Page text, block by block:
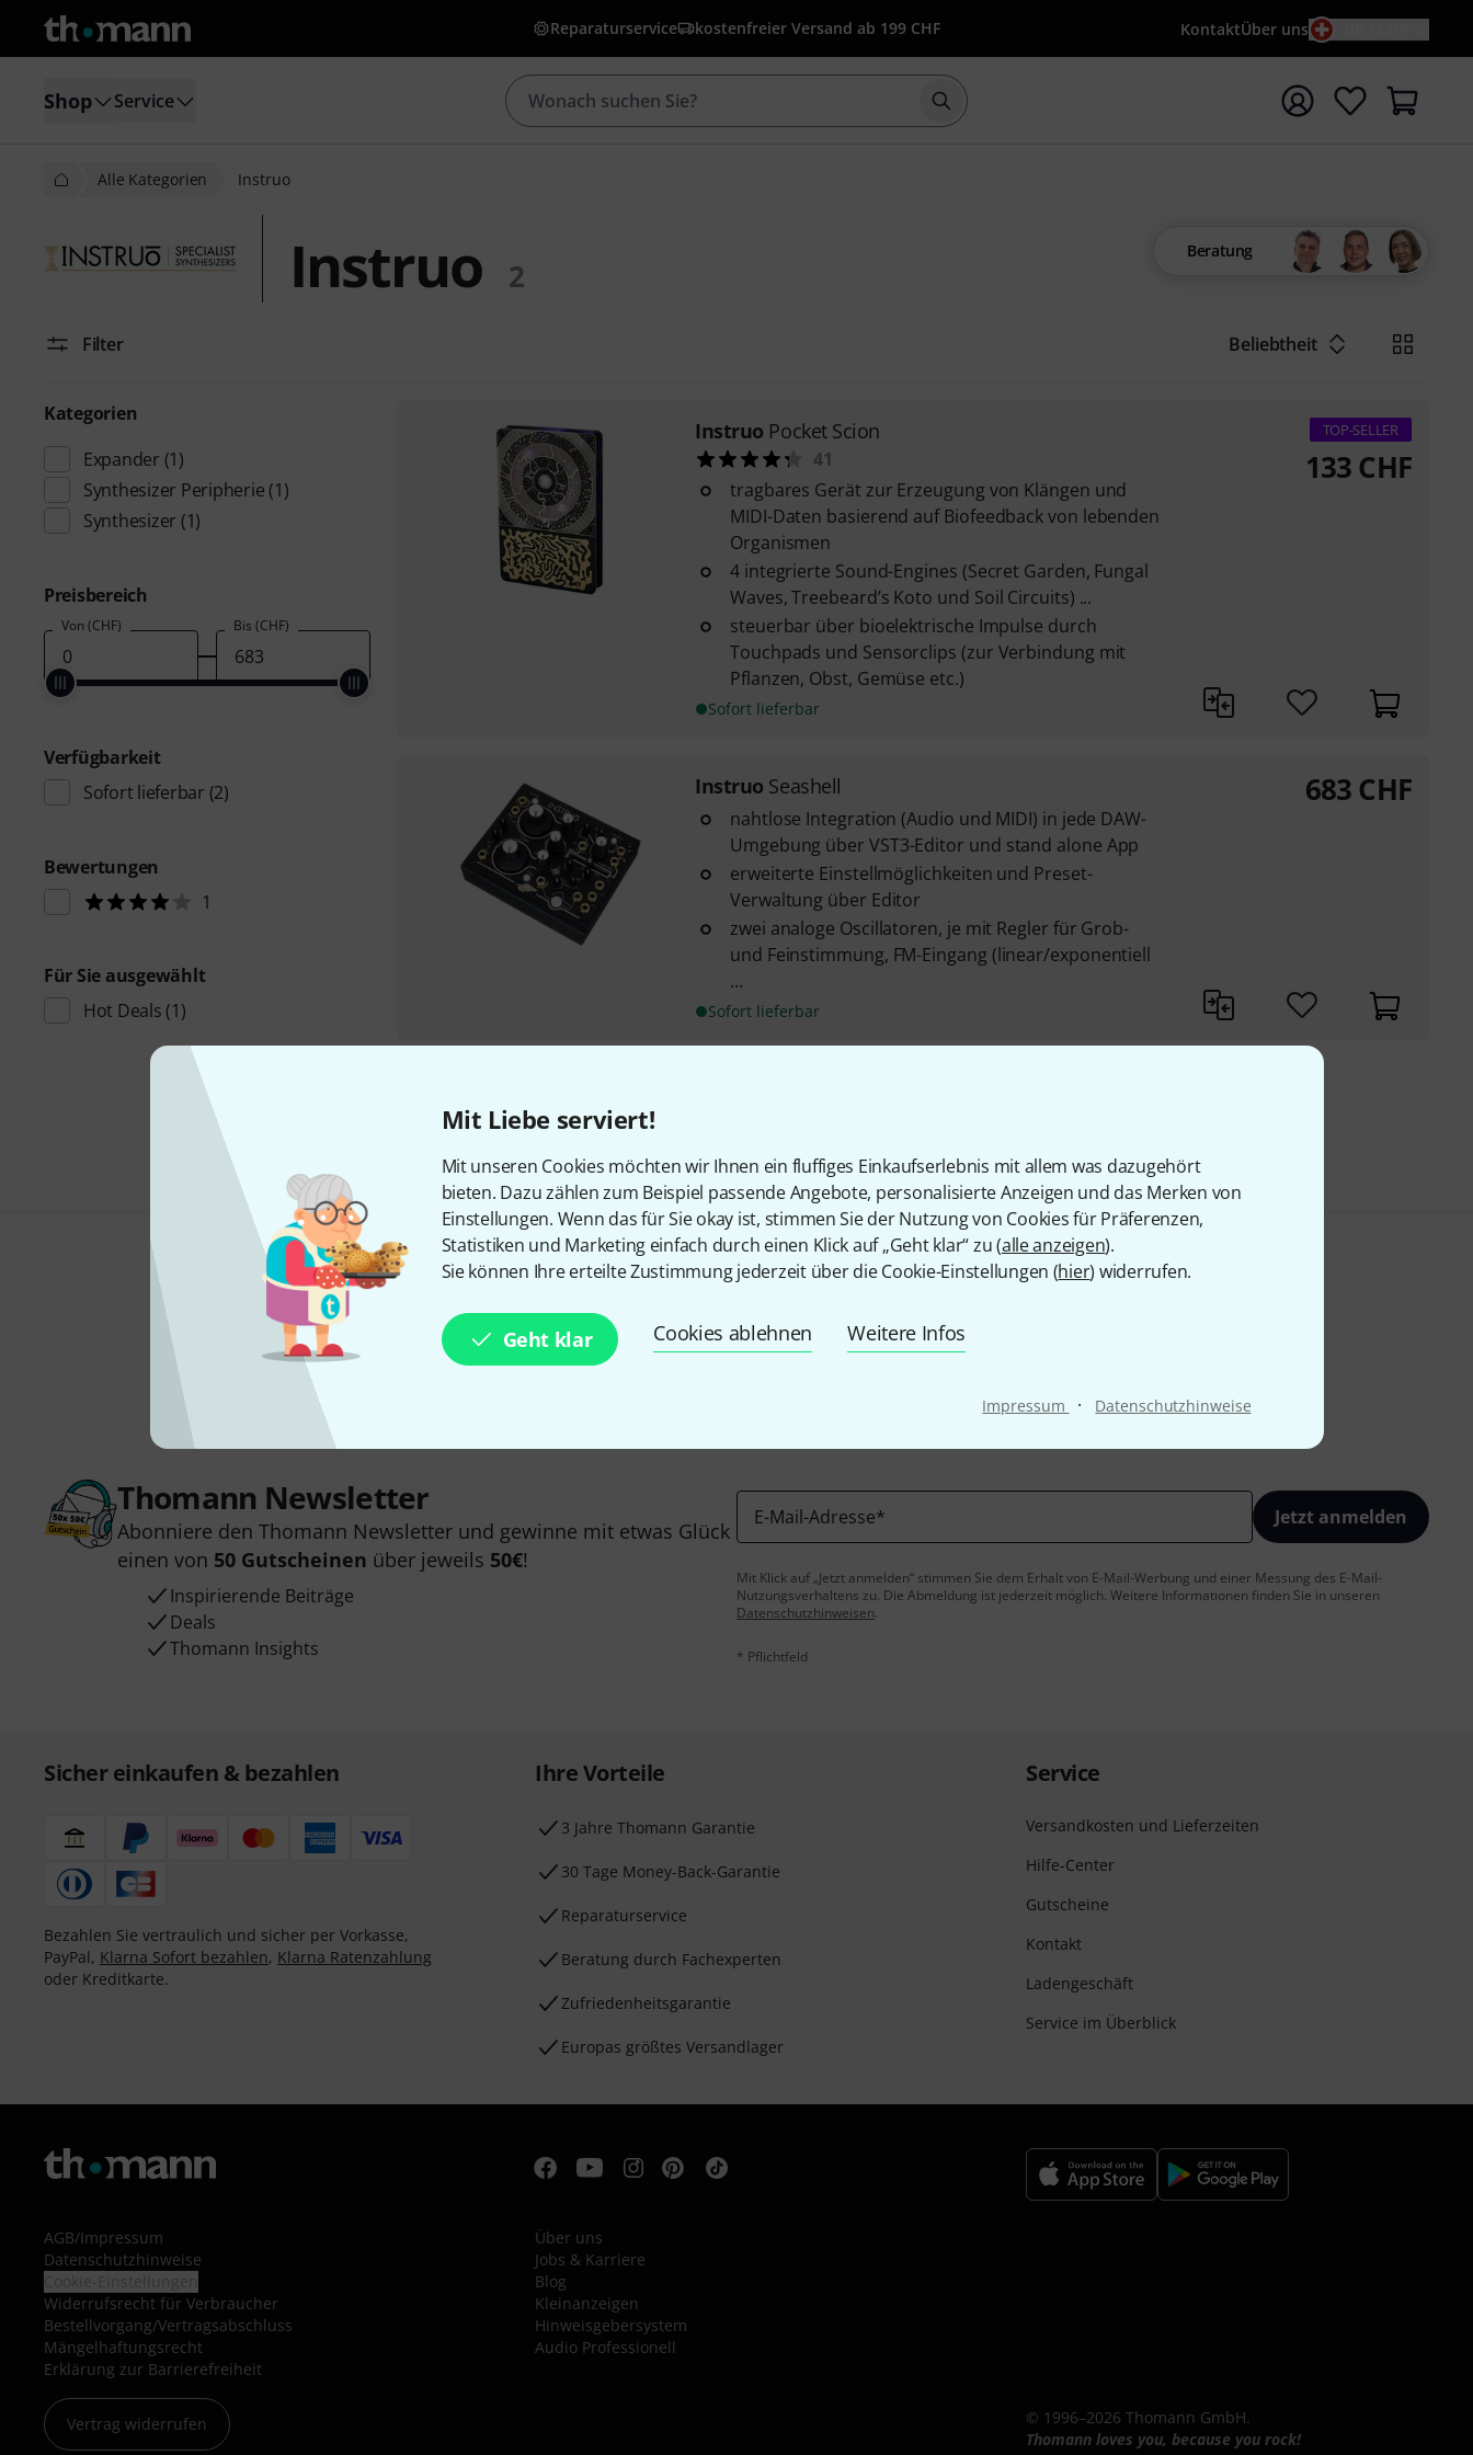
Mit Liebe serviert!
Mit unseren Cookies möchten wir Ihnen ein fluffiges Einkaufserlebnis mit allem was dazugehört
bieten. Dazu zählen zum Beispiel passende Angebote, personalisierte Anzeigen und das Merken von
Einstellungen. Wenn das für Sie okay ist, stimmen Sie der Nutzung von Cookies für Präferenzen,
Statistiken und Marketing einfach durch einen Klick auf „Geht klar“ zu (alle anzeigen).
Sie können Ihre erteilte Zustimmung jederzeit über die Cookie-Einstellungen (hier) widerrufen.
Geht klar Cookies ablehnen Weitere Infos
Impressum · Datenschutzhinweise
Reparaturservice kostenfreier Versand ab 199 CHF KontaktÜber uns
Shop Service Suche mit Suchwort {searchTerm} starten
Alle Kategorien Instruo
Instruo 2
Beratung
Filter Beliebtheit
Kategorien
Expander (1)
Synthesizer Peripherie (1)
Synthesizer (1)
Preisbereich
Von (CHF) Bis (CHF)
Verfügbarkeit
Sofort lieferbar (2)
Bewertungen
1
Für Sie ausgewählt
Hot Deals (1)
Instruo Pocket Scion
41
tragbares Gerät zur Erzeugung von Klängen und
MIDI-Daten basierend auf Biofeedback von lebenden
Organismen
4 integrierte Sound-Engines (Secret Garden, Fungal
Waves, Treebeard’s Koto und Soil Circuits) ...
steuerbar über bioelektrische Impulse durch
Touchpads und Sensorclips (zur Verbindung mit
Pflanzen, Obst, Gemüse etc.)
Sofort lieferbar
TOP-SELLER
133CHF
Instruo Seashell
nahtlose Integration (Audio und MIDI) in jede DAW-
Umgebung über VST3-Editor und stand alone App
erweiterte Einstellmöglichkeiten und Preset-
Verwaltung über Editor
zwei analoge Oscillatoren, je mit Regler für Grob-
und Feinstimmung, FM-Eingang (linear/exponentiell
...
Sofort lieferbar
683CHF
Gefällt Ihnen, was Sie sehen?
Teilen Hilfe & Feedback
Thomann Newsletter
Abonniere den Thomann Newsletter und gewinne mit etwas Glück
einen von 50 Gutscheinen über jeweils 50€!
Inspirierende Beiträge
Deals
Thomann Insights
E-Mail-Adresse* Jetzt anmelden
Mit Klick auf „Jetzt anmelden“ stimmen Sie dem Erhalt von E-Mail-Werbung und einer Messung des E-Mail-
Nutzungsverhaltens zu. Die Abmeldung ist jederzeit möglich. Weitere Informationen finden Sie in unseren
Datenschutzhinweisen.
* Pflichtfeld
Sicher einkaufen & bezahlen
Bezahlen Sie vertraulich und sicher per Vorkasse,
PayPal, Klarna Sofort bezahlen, Klarna Ratenzahlung
oder Kreditkarte.
Ihre Vorteile
3 Jahre Thomann Garantie
30 Tage Money-Back-Garantie
Reparaturservice
Beratung durch Fachexperten
Zufriedenheitsgarantie
Europas größtes Versandlager
Service
Versandkosten und Lieferzeiten
Hilfe-Center
Gutscheine
Kontakt
Ladengeschäft
Service im Überblick
AGB/Impressum
Datenschutzhinweise
Widerrufsrecht für Verbraucher
Bestellvorgang/Vertragsabschluss
Mängelhaftungsrecht
Erklärung zur Barrierefreiheit
Vertrag widerrufen
Über uns
Jobs & Karriere
Blog
Kleinanzeigen
Hinweisgebersystem
Audio Professionell
© 1996–2026 Thomann GmbH.
Thomann loves you, because you rock!